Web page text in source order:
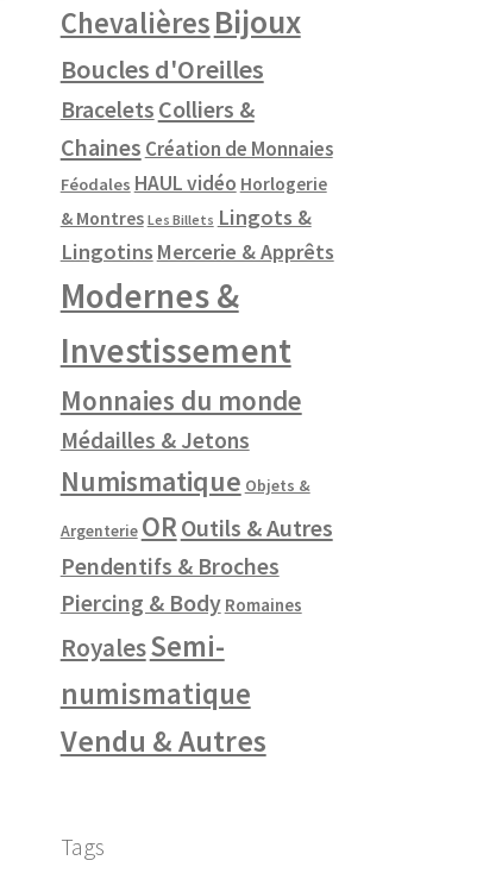
ChevalièresBijoux
Boucles d'Oreilles
Bracelets Colliers &
Chaines Création de Monnaies
Féodales HAUL vidéo Horlogerie
& Montres Les Billets Lingots &
Lingotins Mercerie & Apprêts
Modernes &
Investissement
Monnaies du monde
Médailles & Jetons
Numismatique Objets &
Argenterie OR Outils & Autres
Pendentifs & Broches
Piercing & Body Romaines
RoyalesSemi-
numismatique
Vendu & Autres
Tags